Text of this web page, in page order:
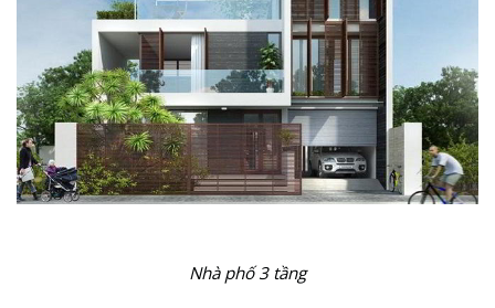
Nhà phố 3 tầng